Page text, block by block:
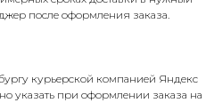
после оформления заказа.
курьерской компанией Яндекс
указать при оформлении заказа на